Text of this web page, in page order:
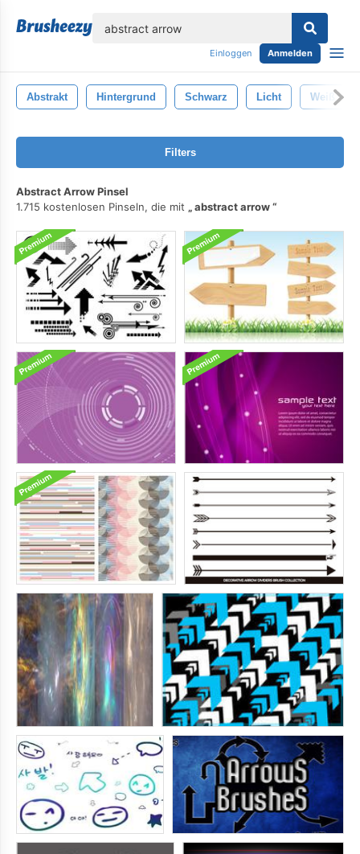
Einloggen Anmelden
Abstrakt Hintergrund Schwarz Licht Weiß
Filters
Abstract Arrow Pinsel
1.715 kostenlosen Pinseln, die mit
abstract arrow